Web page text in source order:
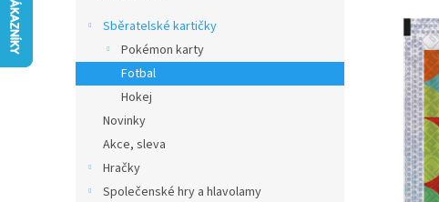
n
Sběratelské kartičky
Pokémon karty
Fotbal
Hokej
Novinky
Akce, sleva
Hračky
Společenské hry a hlavolamy